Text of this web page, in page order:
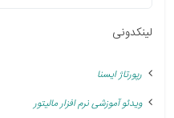
لینکدونی
رپورتاژ ایسنا
ویدئو آموزشی نرم افزار مالیتور